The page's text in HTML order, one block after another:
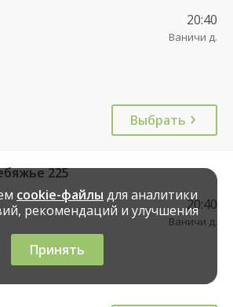
20:40
Ваничи д.
Выбрать
225
20:40
Ваничи д.
cookie-файлы для аналитики
рекомендаций и улучшения
Принять